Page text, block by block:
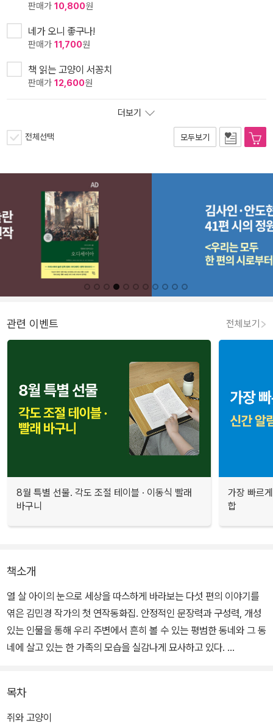
판매가 10,800원
네가 오니 좋구나!
판매가 11,700원
책 읽는 고양이 서꽁치
판매가 12,600원
더보기
전체선택 모두보기
관련 이벤트 전체보기
8월 특별 선물. 각도 조절 테이블 · 이동식 빨래
바구니
가장 빠르
합
책소개
열 살 아이의 눈으로 세상을 따스하게 바라보는 다섯 편의 이야기를
엮은 김민경 작가의 첫 연작동화집. 안정적인 문장력과 구성력, 개성
있는 인물을 통해 우리 주변에서 흔히 볼 수 있는 평범한 동네와 그 동
네에 살고 있는 한 가족의 모습을 실감나게 묘사하고 있다.
뒷산을 가진 소도시 변두리를 배경으로 주인공 순정이네 가족과 마음
넉넉한 동네 어르신들이 함께 만들어 가는 소소하지만 소중한 일상들
목차
쥐와 고양이